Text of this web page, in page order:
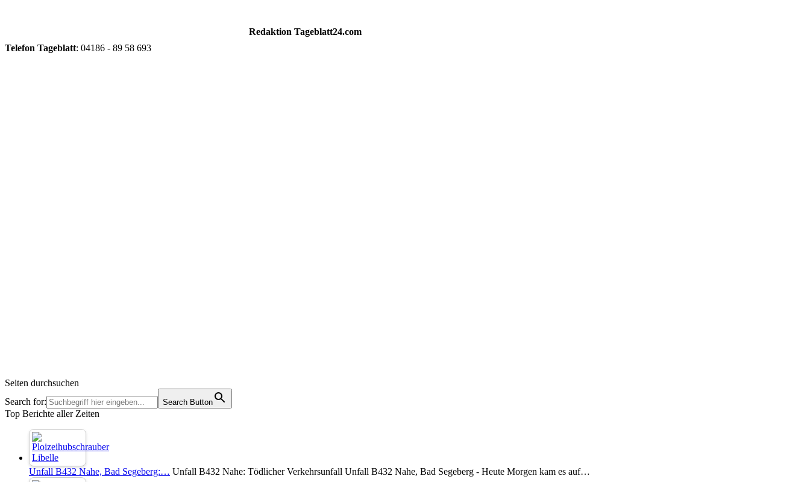
Redaktion Tageblatt24.com
Telefon Tageblatt: 04186 - 89 58 693
Seiten durchsuchen
Search for:
Search Button
Top Berichte aller Zeiten
Unfall B432 Nahe, Bad Segeberg:… Unfall B432 Nahe: Tödlicher Verkehrsunfall Unfall B432 Nahe, Bad Segeberg - Heute Morgen kam es auf…